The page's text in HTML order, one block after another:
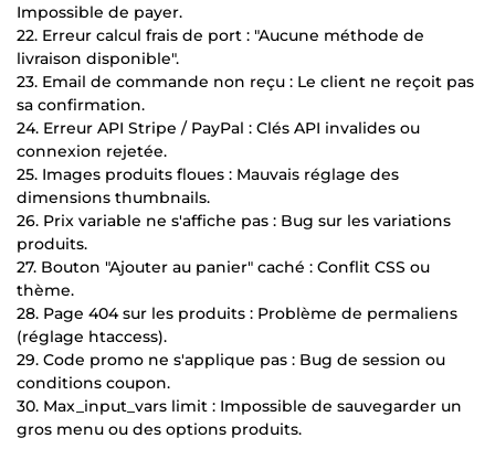
Impossible de payer.
22. Erreur calcul frais de port : "Aucune méthode de
livraison disponible".
23. Email de commande non reçu : Le client ne reçoit pas
sa confirmation.
24. Erreur API Stripe / PayPal : Clés API invalides ou
connexion rejetée.
25. Images produits floues : Mauvais réglage des
dimensions thumbnails.
26. Prix variable ne s'affiche pas : Bug sur les variations
produits.
27. Bouton "Ajouter au panier" caché : Conflit CSS ou
thème.
28. Page 404 sur les produits : Problème de permaliens
(réglage htaccess).
29. Code promo ne s'applique pas : Bug de session ou
conditions coupon.
30. Max_input_vars limit : Impossible de sauvegarder un
gros menu ou des options produits.